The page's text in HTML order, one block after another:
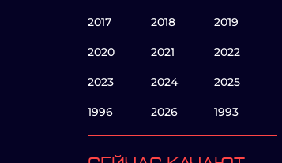
2017 2018 2019
2020 2021 2022
2023 2024 2025
1996 2026 1993